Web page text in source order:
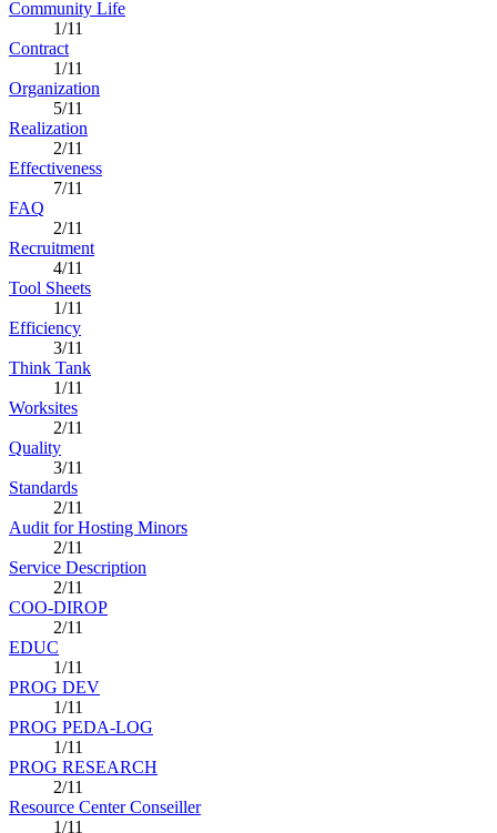
Community Life
1/11
Contract
1/11
Organization
5/11
Realization
2/11
Effectiveness
7/11
FAQ
2/11
Recruitment
4/11
Tool Sheets
1/11
Efficiency
3/11
Think Tank
1/11
Worksites
2/11
Quality
3/11
Standards
2/11
Audit for Hosting Minors
2/11
Service Description
2/11
COO-DIROP
2/11
EDUC
1/11
PROG DEV
1/11
PROG PEDA-LOG
1/11
PROG RESEARCH
2/11
Resource Center Conseiller
1/11